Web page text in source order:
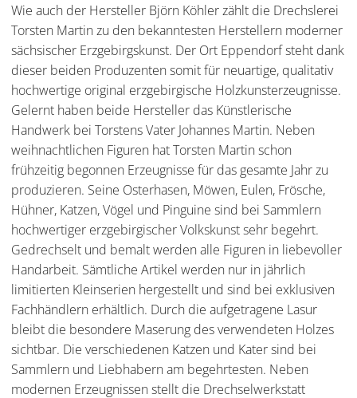
Wie auch der Hersteller Björn Köhler zählt die Drechslerei
Torsten Martin zu den bekanntesten Herstellern moderner
sächsischer Erzgebirgskunst. Der Ort Eppendorf steht dank
dieser beiden Produzenten somit für neuartige, qualitativ
hochwertige original erzgebirgische Holzkunsterzeugnisse.
Gelernt haben beide Hersteller das Künstlerische
Handwerk bei Torstens Vater Johannes Martin. Neben
weihnachtlichen Figuren hat Torsten Martin schon
frühzeitig begonnen Erzeugnisse für das gesamte Jahr zu
produzieren. Seine Osterhasen, Möwen, Eulen, Frösche,
Hühner, Katzen, Vögel und Pinguine sind bei Sammlern
hochwertiger erzgebirgischer Volkskunst sehr begehrt.
Gedrechselt und bemalt werden alle Figuren in liebevoller
Handarbeit. Sämtliche Artikel werden nur in jährlich
limitierten Kleinserien hergestellt und sind bei exklusiven
Fachhändlern erhältlich. Durch die aufgetragene Lasur
bleibt die besondere Maserung des verwendeten Holzes
sichtbar. Die verschiedenen Katzen und Kater sind bei
Sammlern und Liebhabern am begehrtesten. Neben
modernen Erzeugnissen stellt die Drechselwerkstatt